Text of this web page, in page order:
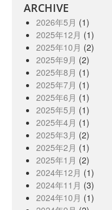
ARCHIVE
2026年5月 (1)
2025年12月 (1)
2025年10月 (2)
2025年9月 (2)
2025年8月 (1)
2025年7月 (1)
2025年6月 (1)
2025年5月 (1)
2025年4月 (1)
2025年3月 (2)
2025年2月 (1)
2025年1月 (2)
2024年12月 (1)
2024年11月 (3)
2024年10月 (1)